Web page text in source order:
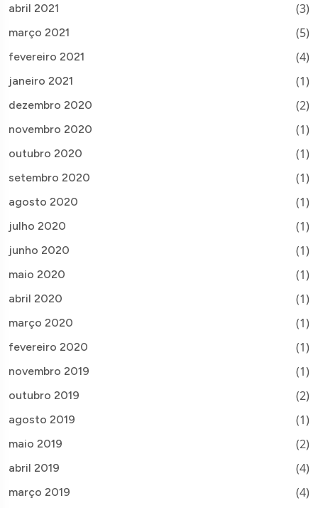
abril 2021 (3)
março 2021 (5)
fevereiro 2021 (4)
janeiro 2021 (1)
dezembro 2020 (2)
novembro 2020 (1)
outubro 2020 (1)
setembro 2020 (1)
agosto 2020 (1)
julho 2020 (1)
junho 2020 (1)
maio 2020 (1)
abril 2020 (1)
março 2020 (1)
fevereiro 2020 (1)
novembro 2019 (1)
outubro 2019 (2)
agosto 2019 (1)
maio 2019 (2)
abril 2019 (4)
março 2019 (4)